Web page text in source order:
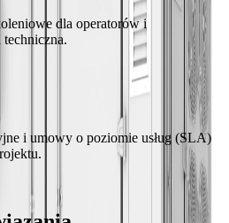
zakresie instalacji, uruchomienia i
zadawane pytania dotyczące naszych
dla operatorów i
i umowy o poziomie usług (SLA)